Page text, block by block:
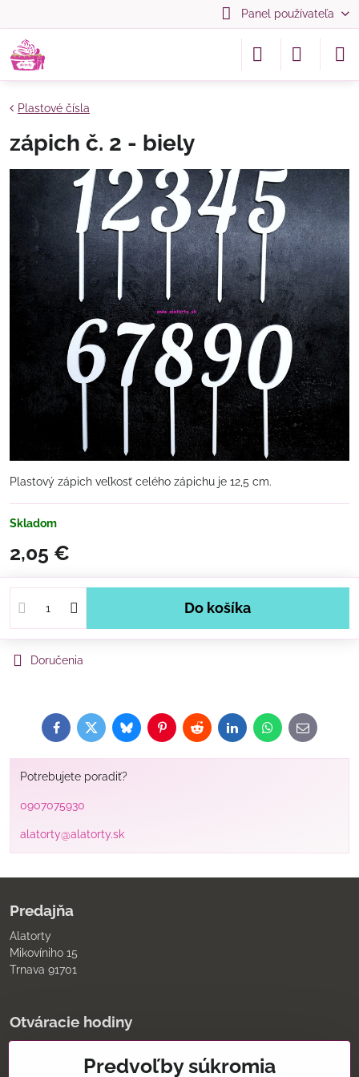
Panel používateľa
Plastové čísla
zápich č. 2 - biely
Plastový zápich veľkosť celého zápichu je 12,5 cm.
Skladom
2,05 €
Do košíka
Doručenia
FacebookTwitterBlueskyPinterestRedditLinkedInWhatsApp
E-
mail
Potrebujete poradiť?
0907075930
alatorty@alatorty.sk
Predajňa
Alatorty
Mikovíniho 15
Trnava 91701
Otváracie hodiny
9:00 - 11:30 12:00 - 18:00Predvoľby súkromia